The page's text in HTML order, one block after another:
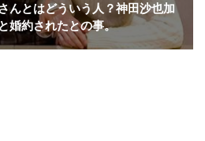
んとはどういう人？神田沙也加
婚約されたとの事。